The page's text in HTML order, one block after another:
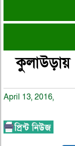
April 13, 2016,